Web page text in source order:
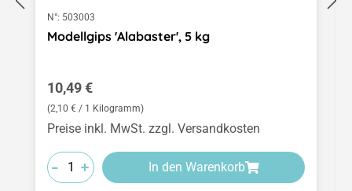
N°: 503003
Modellgips 'Alabaster', 5 kg
Regulärer Preis:
10,49 €
(2,10 € / 1 Kilogramm)
Preise inkl. MwSt. zzgl. Versandkosten
-
-
- +
+
+ In den Warenkorb